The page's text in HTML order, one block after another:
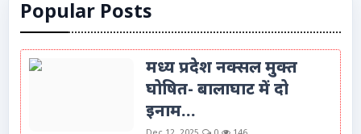
Popular Posts
मध्य प्रदेश नक्सल मुक्त
घोषित- बालाघाट में दो
इनाम...